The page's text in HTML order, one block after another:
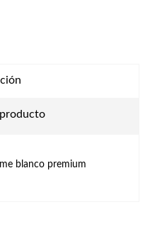
blanco premium